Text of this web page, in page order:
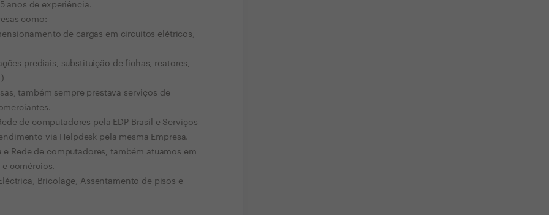
anos de experiência.
como:
de cargas em circuitos elétricos,
prediais, substituição de fichas, reatores,
também sempre prestava serviços de
de computadores pela EDP Brasil e Serviços
via Helpdesk pela mesma Empresa.
Rede de computadores, também atuamos em
e comércios.
Bricolage, Assentamento de pisos e